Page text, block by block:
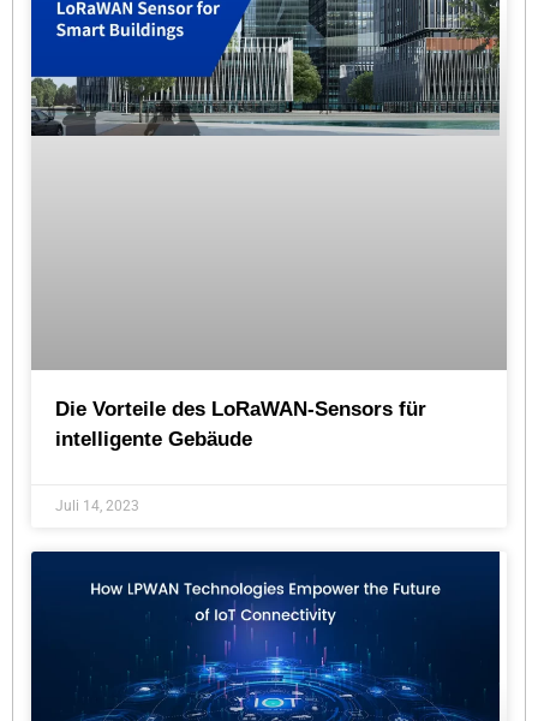
Die Vorteile des LoRaWAN-Sensors für
intelligente Gebäude
Juli 14, 2023